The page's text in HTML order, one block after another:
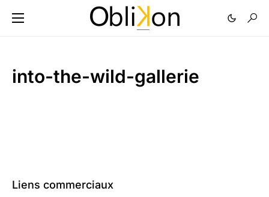
into-the-wild-gallerie
Liens commerciaux